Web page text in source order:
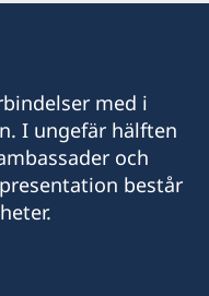
med i
I ungefär hälften
och
består